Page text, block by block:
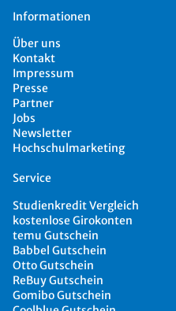
Informationen
Über uns
Kontakt
Impressum
Presse
Partner
Jobs
Newsletter
Hochschulmarketing
Service
Studienkredit Vergleich
kostenlose Girokonten
temu Gutschein
Babbel Gutschein
Otto Gutschein
ReBuy Gutschein
Gomibo Gutschein